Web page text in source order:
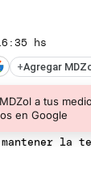
hs
+Agregar
a tus
en Google
la